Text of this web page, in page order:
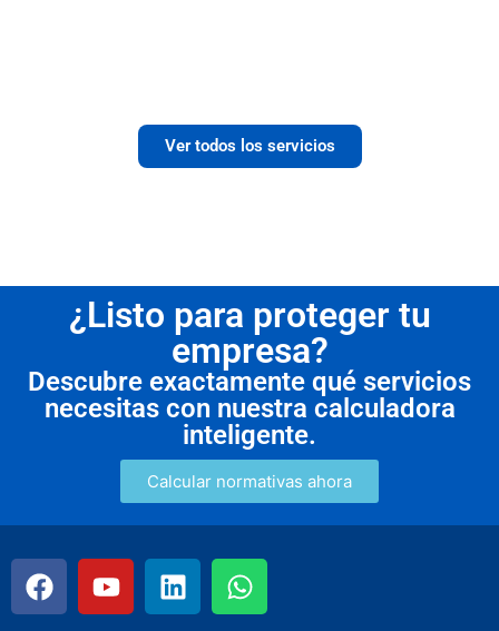
Ver todos los servicios
¿Listo para proteger tu
empresa?
Descubre exactamente qué servicios
necesitas con nuestra calculadora
inteligente.
Calcular normativas ahora